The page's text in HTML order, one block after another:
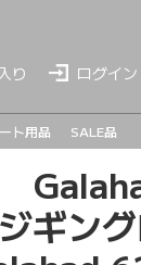
り ログイン
ト用品 SALE品
ング